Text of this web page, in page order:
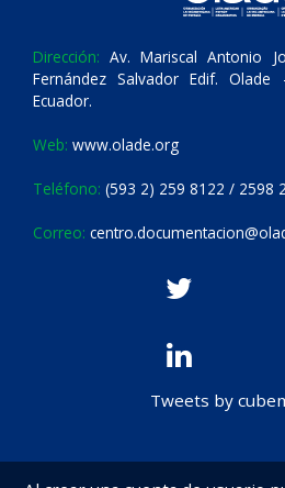
Dirección: Av. Mariscal Antonio
Fernández Salvador Edif.
Ecuador.
Web: www.olade.org
Teléfono: (593 2) 259 8122 / 2598
Correo:
Tweets by